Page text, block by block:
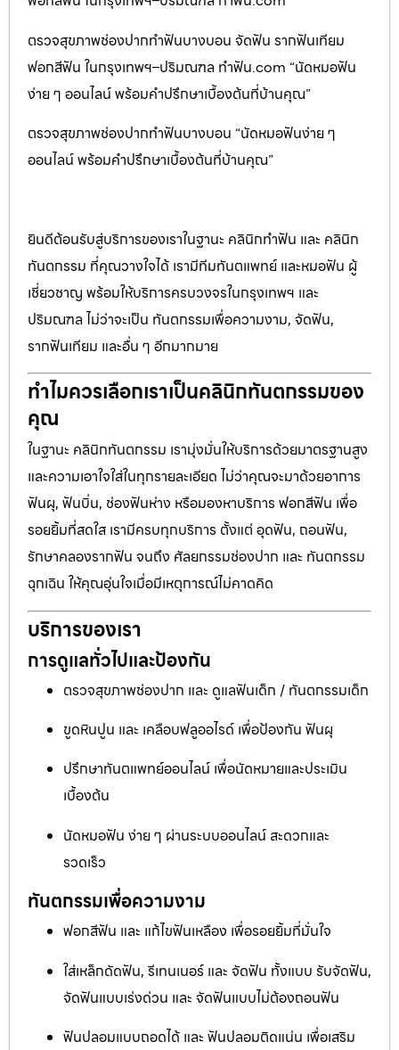
ตรวจสุขภาพช่องปากทำฟันบางบอน จัดฟัน รากฟันเทียม
ฟอกสีฟัน ในกรุงเทพฯ–ปริมณฑล ทำฟัน.com “นัดหมอฟัน
ง่าย ๆ ออนไลน์ พร้อมคำปรึกษาเบื้องต้นที่บ้านคุณ”
ตรวจสุขภาพช่องปากทำฟันบางบอน “นัดหมอฟันง่าย ๆ
ออนไลน์ พร้อมคำปรึกษาเบื้องต้นที่บ้านคุณ”
ยินดีต้อนรับสู่บริการของเราในฐานะ คลินิกทำฟัน และ คลินิก
ทันตกรรม ที่คุณวางใจได้ เรามีทีมทันตแพทย์ และหมอฟัน ผู้
เชี่ยวชาญ พร้อมให้บริการครบวงจรในกรุงเทพฯ และ
ปริมณฑล ไม่ว่าจะเป็น ทันตกรรมเพื่อความงาม, จัดฟัน,
รากฟันเทียม และอื่น ๆ อีกมากมาย
ทำไมควรเลือกเราเป็นคลินิกทันตกรรมของ
คุณ
ในฐานะ คลินิกทันตกรรม เรามุ่งมั่นให้บริการด้วยมาตรฐานสูง
และความเอาใจใส่ในทุกรายละเอียด ไม่ว่าคุณจะมาด้วยอาการ
ฟันผุ, ฟันบิ่น, ช่องฟันห่าง หรือมองหาบริการ ฟอกสีฟัน เพื่อ
รอยยิ้มที่สดใส เรามีครบทุกบริการ ตั้งแต่ อุดฟัน, ถอนฟัน,
รักษาคลองรากฟัน จนถึง ศัลยกรรมช่องปาก และ ทันตกรรม
ฉุกเฉิน ให้คุณอุ่นใจเมื่อมีเหตุการณ์ไม่คาดคิด
บริการของเรา
การดูแลทั่วไปและป้องกัน
ตรวจสุขภาพช่องปาก และ ดูแลฟันเด็ก / ทันตกรรมเด็ก
ขูดหินปูน และ เคลือบฟลูออไรด์ เพื่อป้องกัน ฟันผุ
ปรึกษาทันตแพทย์ออนไลน์ เพื่อนัดหมายและประเมิน
เบื้องต้น
นัดหมอฟัน ง่าย ๆ ผ่านระบบออนไลน์ สะดวกและ
รวดเร็ว
ทันตกรรมเพื่อความงาม
ฟอกสีฟัน และ แก้ไขฟันเหลือง เพื่อรอยยิ้มที่มั่นใจ
ใส่เหล็กดัดฟัน, รีเทนเนอร์ และ จัดฟัน ทั้งแบบ รับจัดฟัน,
จัดฟันแบบเร่งด่วน และ จัดฟันแบบไม่ต้องถอนฟัน
ฟันปลอมแบบถอดได้ และ ฟันปลอมติดแน่น เพื่อเสริม